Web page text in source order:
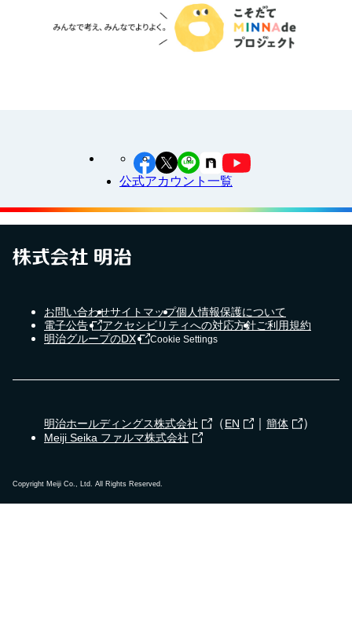
公式アカウント一覧
お問い合わせサイトマップ個人情報保護について
電子公告
アクセシビリティへの対応方針ご利用規約
明治グループのDX
Cookie Settings
明治ホールディングス株式会社 （EN 簡体 ）
Meiji Seika ファルマ株式会社
Copyright Meiji Co., Ltd. All Rights Reserved.